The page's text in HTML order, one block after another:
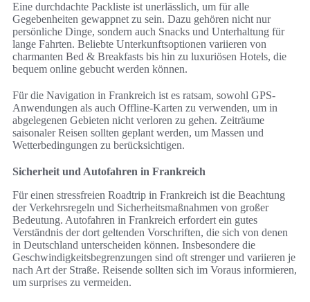
Eine durchdachte Packliste ist unerlässlich, um für alle
Gegebenheiten gewappnet zu sein. Dazu gehören nicht nur
persönliche Dinge, sondern auch Snacks und Unterhaltung für
lange Fahrten. Beliebte Unterkunftsoptionen variieren von
charmanten Bed & Breakfasts bis hin zu luxuriösen Hotels, die
bequem online gebucht werden können.
Für die Navigation in Frankreich ist es ratsam, sowohl GPS-
Anwendungen als auch Offline-Karten zu verwenden, um in
abgelegenen Gebieten nicht verloren zu gehen. Zeiträume
saisonaler Reisen sollten geplant werden, um Massen und
Wetterbedingungen zu berücksichtigen.
Sicherheit und Autofahren in Frankreich
Für einen stressfreien Roadtrip in Frankreich ist die Beachtung
der Verkehrsregeln und Sicherheitsmaßnahmen von großer
Bedeutung. Autofahren in Frankreich erfordert ein gutes
Verständnis der dort geltenden Vorschriften, die sich von denen
in Deutschland unterscheiden können. Insbesondere die
Geschwindigkeitsbegrenzungen sind oft strenger und variieren je
nach Art der Straße. Reisende sollten sich im Voraus informieren,
um surprises zu vermeiden.